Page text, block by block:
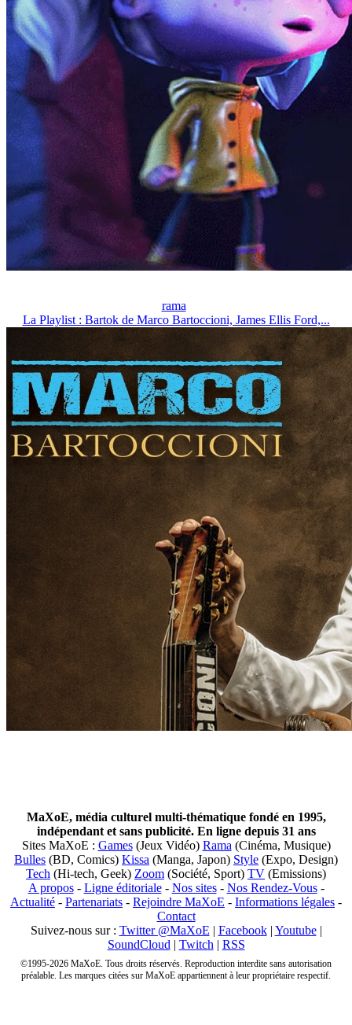
rama
La Playlist : Bartok de Marco Bartoccioni, James Ellis Ford,...
MaXoE, média culturel multi-thématique fondé en 1995,
indépendant et sans publicité. En ligne depuis 31 ans
Sites MaXoE : Games(Jeux Vidéo) Rama (Cinéma, Musique)
Bulles (BD, Comics) Kissa (Manga, Japon) Style (Expo, Design)
Tech (Hi-tech, Geek) Zoom (Société, Sport) TV (Emissions)
A propos- Ligne éditoriale- Nos sites- Nos Rendez-Vous-
Actualité - Partenariats - Rejoindre MaXoE - Informations légales -
Contact
Suivez-nous sur : Twitter @MaXoE | Facebook| Youtube|
SoundCloud | Twitch | RSS
©1995-2026 MaXoE. Tous droits réservés. Reproduction interdite sans autorisation
préalable. Les marques citées sur MaXoE appartiennent à leur propriétaire respectif.